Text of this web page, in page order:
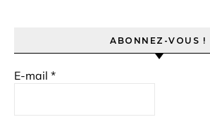
ABONNEZ-VOUS !
E-mail *